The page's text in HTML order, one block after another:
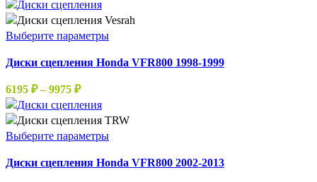
Выберите параметрыЭтот
имеет
можно
выбрать
на
Диски сцепления Honda VFR800 1998-1999
6195 ₽ – 9975 ₽Диапазон
цен:
6195 ₽
–
Выберите параметрыЭтот
имеет
Диски сцепления Honda VFR800 2002-2013